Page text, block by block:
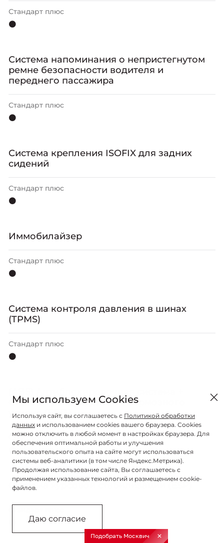
Стандарт плюс
⚫
Система напоминания о непристегнутом
ремне безопасности водителя и
переднего пассажира
Стандарт плюс
⚫
Система крепления ISOFIX для задних
сидений
Стандарт плюс
⚫
Иммобилайзер
Стандарт плюс
⚫
Система контроля давления в шинах
(TPMS)
Стандарт плюс
⚫
Система распределения тормозного
усилия (EBD)
Стандарт плюс
⚫
Система курсовой стабилизации (ESP)
Мы используем Cookies
Используя сайт, вы соглашаетесь с Политикой обработки
данных и использованием cookies вашего браузера. Cookies
можно отключить в любой момент в настройках браузера. Для
обеспечения оптимальной работы и улучшения
пользовательского опыта на сайте могут использоваться
системы веб-аналитики (в том числе Яндекс.Метрика).
Продолжая использование сайта, Вы соглашаетесь с
применением указанных технологий и размещением cookie-
файлов.
Даю согласие
Подобрать Москвич